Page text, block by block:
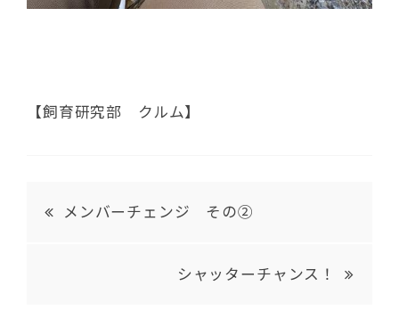
【飼育研究部 クルム】
メンバーチェンジ その②
シャッターチャンス！